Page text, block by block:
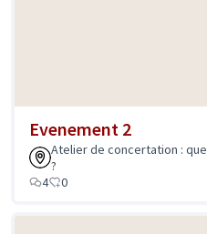
Evenement 2
Atelier de concertation :
?
4
0